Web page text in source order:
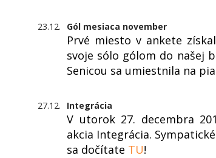
23.12. Gól mesiaca november
Prvé miesto v ankete
svoje sólo gólom do našej
Senicou sa umiestnila na
27.12. Integrácia
V utorok 27. decembra
akcia Integrácia.
sa dočítate TU!